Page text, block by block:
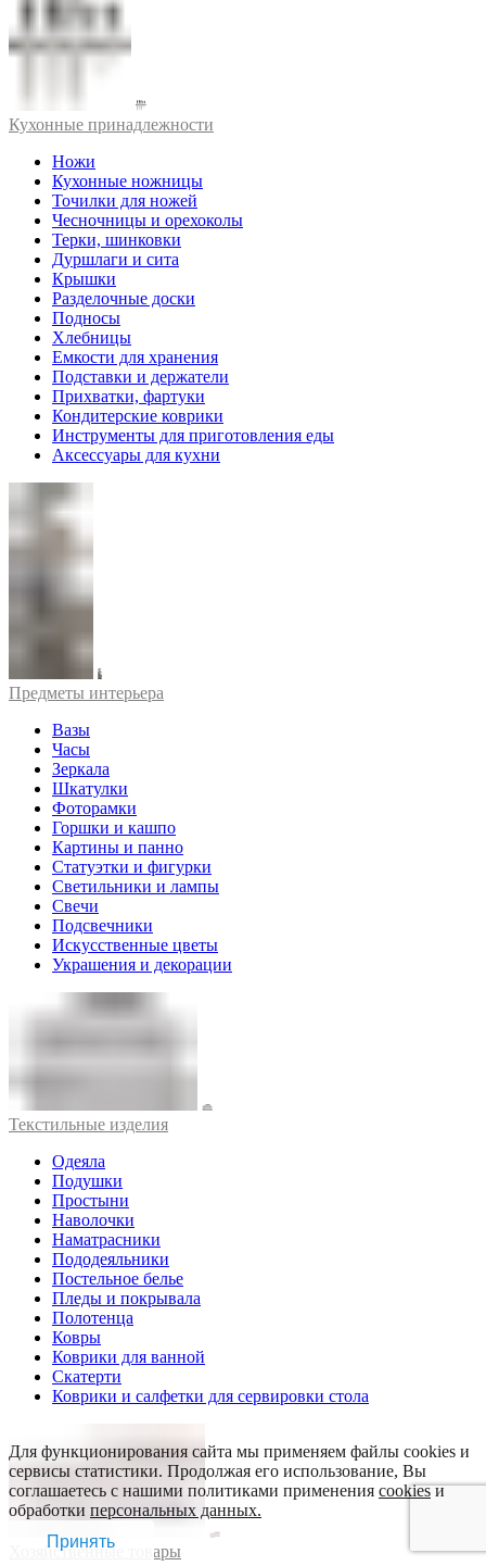
Кухонные принадлежности
Ножи
Кухонные ножницы
Точилки для ножей
Чесночницы и орехоколы
Терки, шинковки
Дуршлаги и сита
Крышки
Разделочные доски
Подносы
Хлебницы
Емкости для хранения
Подставки и держатели
Прихватки, фартуки
Кондитерские коврики
Инструменты для приготовления еды
Аксессуары для кухни
Предметы интерьера
Вазы
Часы
Зеркала
Шкатулки
Фоторамки
Горшки и кашпо
Картины и панно
Статуэтки и фигурки
Светильники и лампы
Свечи
Подсвечники
Искусственные цветы
Украшения и декорации
Текстильные изделия
Одеяла
Подушки
Простыни
Наволочки
Наматрасники
Пододеяльники
Постельное белье
Пледы и покрывала
Полотенца
Ковры
Коврики для ванной
Скатерти
Коврики и салфетки для сервировки стола
Хозяйственные товары
Для функционирования сайта мы применяем файлы cookies и
сервисы статистики. Продолжая его использование, Вы
соглашаетесь с нашими политиками применения cookiesи
обработки персональных данных.
Принять